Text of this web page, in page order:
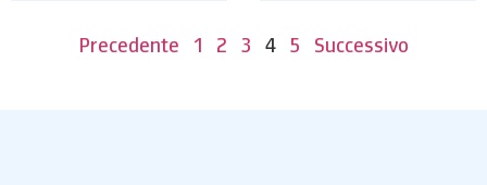
Precedente 1 2 3 4 5 Successivo